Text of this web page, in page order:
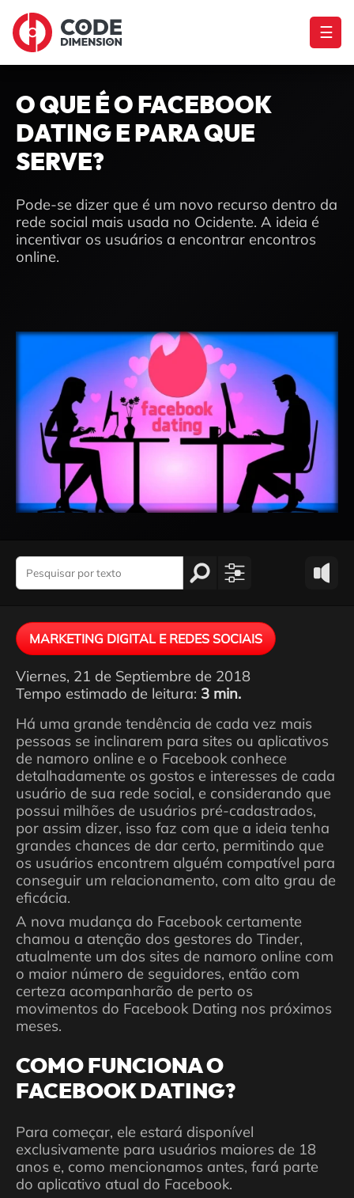
☰
O QUE É O FACEBOOK
DATING E PARA QUE
SERVE?
Pode-se dizer que é um novo recurso dentro da
rede social mais usada no Ocidente. A ideia é
incentivar os usuários a encontrar encontros
online.
MARKETING DIGITAL E REDES SOCIAIS
Viernes, 21 de Septiembre de 2018
Tempo estimado de leitura: 3 min.
Há uma grande tendência de cada vez mais
pessoas se inclinarem para sites ou aplicativos
de namoro online e o Facebook conhece
detalhadamente os gostos e interesses de cada
usuário de sua rede social, e considerando que
possui milhões de usuários pré-cadastrados,
por assim dizer, isso faz com que a ideia tenha
grandes chances de dar certo, permitindo que
os usuários encontrem alguém compatível para
conseguir um relacionamento, com alto grau de
eficácia.
A nova mudança do Facebook certamente
chamou a atenção dos gestores do Tinder,
atualmente um dos sites de namoro online com
o maior número de seguidores, então com
certeza acompanharão de perto os
movimentos do Facebook Dating nos próximos
meses.
COMO FUNCIONA O
FACEBOOK DATING?
Para começar, ele estará disponível
exclusivamente para usuários maiores de 18
anos e, como mencionamos antes, fará parte
do aplicativo atual do Facebook.